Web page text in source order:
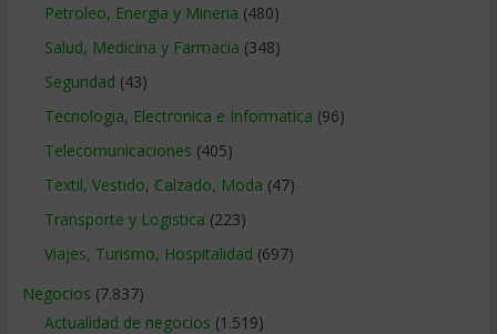
Petroleo, Energia y Mineria (480)
Salud, Medicina y Farmacia (348)
Seguridad (43)
Tecnologia, Electronica e Informatica (96)
Telecomunicaciones (405)
Textil, Vestido, Calzado, Moda (47)
Transporte y Logistica (223)
Viajes, Turismo, Hospitalidad (697)
Negocios (7.837)
Actualidad de negocios (1.519)